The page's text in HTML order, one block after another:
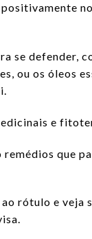
se defender,
ou os óleos
e
que
rótulo e veja